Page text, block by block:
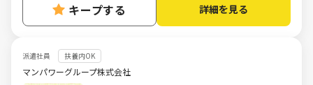
キープする 詳細を見る
派遣社員 扶養内OK
マンパワーグループ株式会社